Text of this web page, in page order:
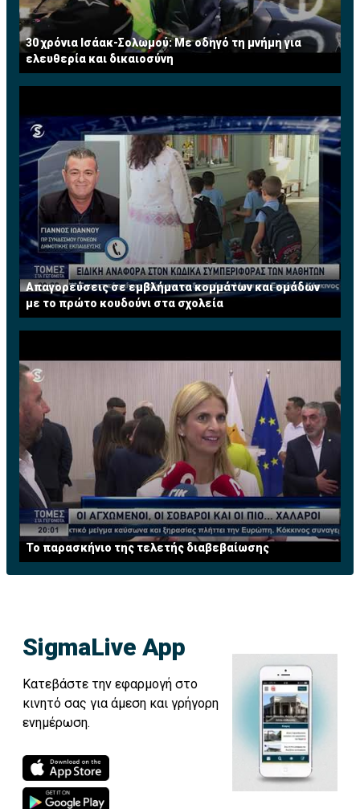
30 χρόνια Ισάακ-Σολωμού: Με οδηγό τη μνήμη για
ελευθερία και δικαιοσύνη
Απαγορεύσεις σε εμβλήματα κομμάτων και ομάδων
με το πρώτο κουδούνι στα σχολεία
Το παρασκήνιο της τελετής διαβεβαίωσης
SigmaLive App
Κατεβάστε την εφαρμογή στο
κινητό σας για άμεση και γρήγορη
ενημέρωση.